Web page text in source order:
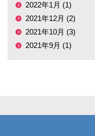
2022年1月 (1)
2021年12月 (2)
2021年10月 (3)
2021年9月 (1)